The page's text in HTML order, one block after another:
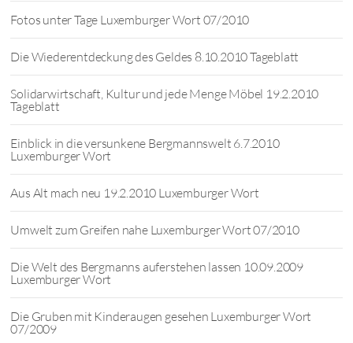
Fotos unter Tage Luxemburger Wort 07/2010
Die Wiederentdeckung des Geldes 8.10.2010 Tageblatt
Solidarwirtschaft, Kultur und jede Menge Möbel 19.2.2010
Tageblatt
Einblick in die versunkene Bergmannswelt 6.7.2010
Luxemburger Wort
Aus Alt mach neu 19.2.2010 Luxemburger Wort
Umwelt zum Greifen nahe Luxemburger Wort 07/2010
Die Welt des Bergmanns auferstehen lassen 10.09.2009
Luxemburger Wort
Die Gruben mit Kinderaugen gesehen Luxemburger Wort
07/2009